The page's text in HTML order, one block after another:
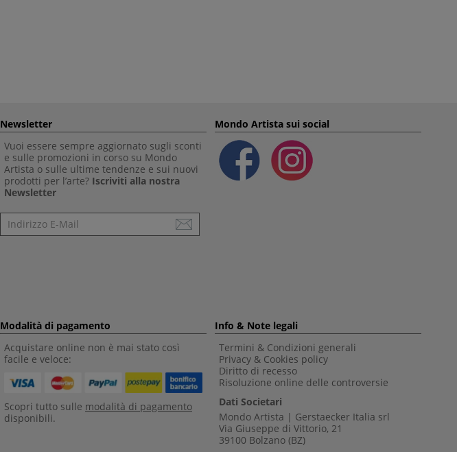
Newsletter
Vuoi essere sempre aggiornato sugli sconti
e sulle promozioni in corso su Mondo
Artista o sulle ultime tendenze e sui nuovi
prodotti per l’arte? Iscriviti alla nostra
Newsletter
Newsletter
Mondo Artista sui social
Modalità di pagamento
Acquistare online non è mai stato così
facile e veloce:
Scopri tutto sulle modalità di pagamento
disponibili.
Info & Note legali
Termini & Condizioni generali
Privacy & Cookies policy
Diritto di recesso
Risoluzione online delle controversie
Dati Societari
Mondo Artista | Gerstaecker Italia srl
Via Giuseppe di Vittorio, 21
39100 Bolzano (BZ)